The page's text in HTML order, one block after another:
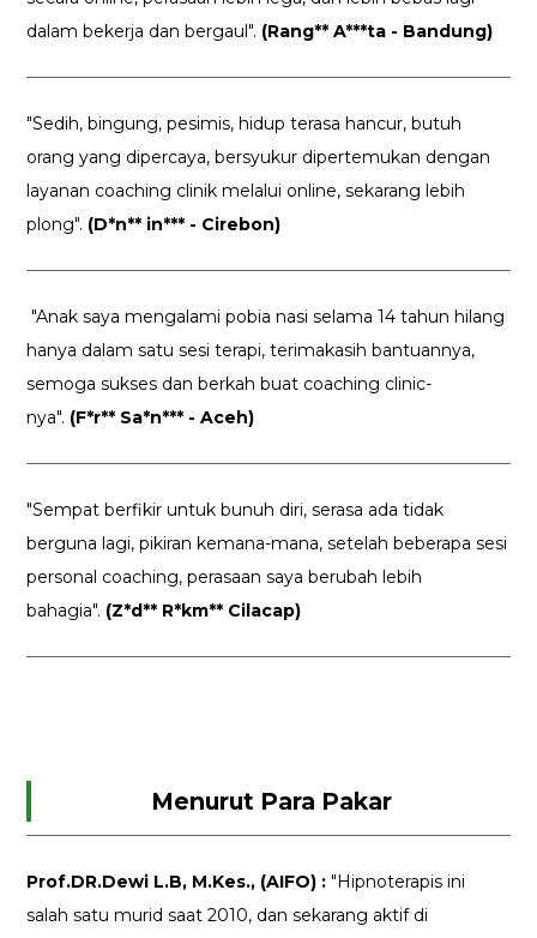
dalam bekerja dan bergaul". (Rang** A***ta - Bandung)
"Sedih, bingung, pesimis, hidup terasa hancur, butuh
orang yang dipercaya, bersyukur dipertemukan dengan
layanan coaching clinik melalui online, sekarang lebih
plong". (D*n** in*** - Cirebon)
"Anak saya mengalami pobia nasi selama 14 tahun hilang
hanya dalam satu sesi terapi, terimakasih bantuannya,
semoga sukses dan berkah buat coaching clinic-
nya". (F*r** Sa*n*** - Aceh)
"Sempat berfikir untuk bunuh diri, serasa ada tidak
berguna lagi, pikiran kemana-mana, setelah beberapa sesi
personal coaching, perasaan saya berubah lebih
bahagia". (Z*d** R*km** Cilacap)
Menurut Para Pakar
Prof.DR.Dewi L.B, M.Kes., (AIFO) :"Hipnoterapis ini
salah satu murid saat 2010, dan sekarang aktif di